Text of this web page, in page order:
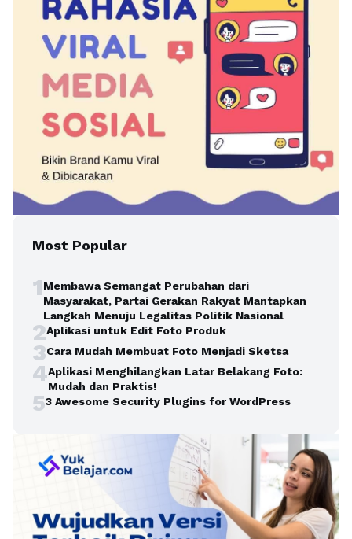
Most Popular
1Membawa Semangat Perubahan dari
Masyarakat, Partai Gerakan Rakyat Mantapkan
Langkah Menuju Legalitas Politik Nasional
2Aplikasi untuk Edit Foto Produk
3Cara Mudah Membuat Foto Menjadi Sketsa
4Aplikasi Menghilangkan Latar Belakang Foto:
Mudah dan Praktis!
53 Awesome Security Plugins for WordPress